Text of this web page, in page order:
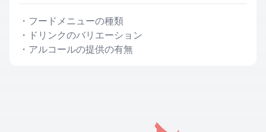
・ フードメニューの種類
・ ドリンクのバリエーション
・ アルコールの提供の有無